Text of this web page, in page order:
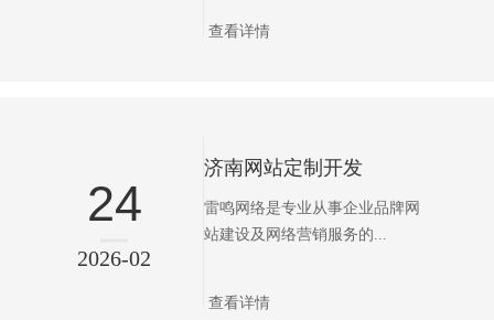
查看详情
24
2026-02
济南网站定制开发
雷鸣网络是专业从事企业品牌网
站建设及网络营销服务的...
查看详情